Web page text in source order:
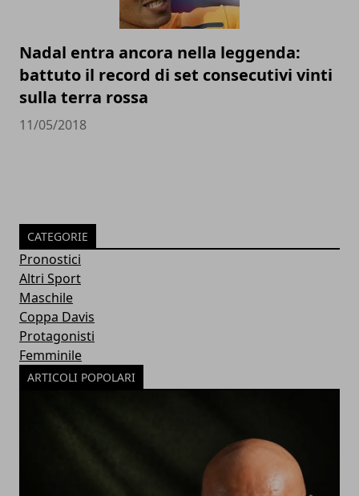
Nadal entra ancora nella leggenda:
battuto il record di set consecutivi vinti
sulla terra rossa
11/05/2018
CATEGORIE
Pronostici
Altri Sport
Maschile
Coppa Davis
Protagonisti
Femminile
ARTICOLI POPOLARI